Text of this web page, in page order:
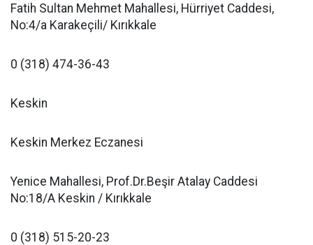
Fatih Sultan Mehmet Mahallesi, Hürriyet Caddesi,
No:4/a Karakeçili/ Kırıkkale
0 (318) 474-36-43
Keskin
Keskin Merkez Eczanesi
Yenice Mahallesi, Prof.Dr.Beşir Atalay Caddesi
No:18/A Keskin / Kırıkkale
0 (318) 515-20-23